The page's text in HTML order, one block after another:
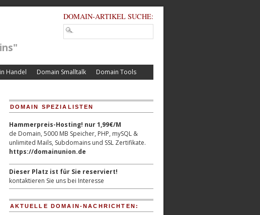
DOMAIN-ARTIKEL SUCHE:
Handel Domain Smalltalk Domain Tools
DOMAIN SPEZIALISTEN
Hammerpreis-Hosting! nur 1,99€/M
de Domain, 5000 MB Speicher, PHP, mySQL &
unlimited Mails, Subdomains und SSL Zertifikate.
https://domainunion.de
Dieser Platz ist für Sie reserviert!
kontaktieren Sie uns bei Interesse
AKTUELLE DOMAIN-NACHRICHTEN: